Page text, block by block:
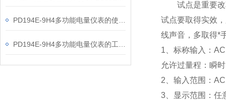
试点是重要改
试点要取得实效
线声音，多取得*
1 、标称输入：
允许过量程：瞬
2 、输入范围：
3
显示范围： 任